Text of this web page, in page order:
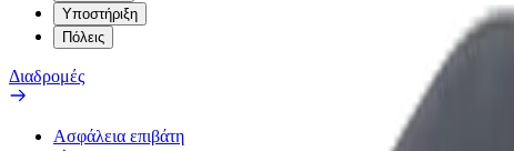
Υποστήριξη
Πόλεις
Διαδρομές
Ασφάλεια επιβάτη